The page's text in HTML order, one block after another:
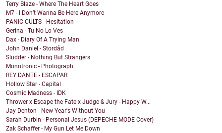
Terry Blaze - Where The Heart Goes
M7 - I Don’t Wanna Be Here Anymore
PANIC CULTS - Hesitation
Gerina - Tu No Lo Ves
Dax - Diary Of A Trying Man
John Daniel - Stordåd
Sludder - Nothing But Strangers
Monotronic - Photograph
REY DANTE - ESCAPAR
Hollow Star - Capital
Cosmic Madness - IDK
Thrower x Escape the Fate x Judge & Jury - Happy W...
Jay Denton - New Year's Without You
Sarah Durbin - Personal Jesus (DEPECHE MODE Cover)
Zak Schaffer - My Gun Let Me Down